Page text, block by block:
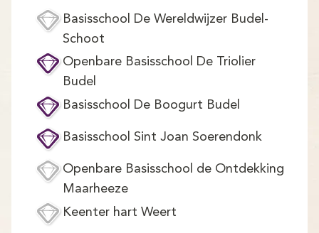
Demo
Aanmelden
Basisschool De Wereldwijzer Budel-
Schoot
Openbare Basisschool De Triolier
Budel
Basisschool De Boogurt Budel
Basisschool Sint Joan Soerendonk
Openbare Basisschool de Ontdekking
Maarheeze
Keenter hart Weert